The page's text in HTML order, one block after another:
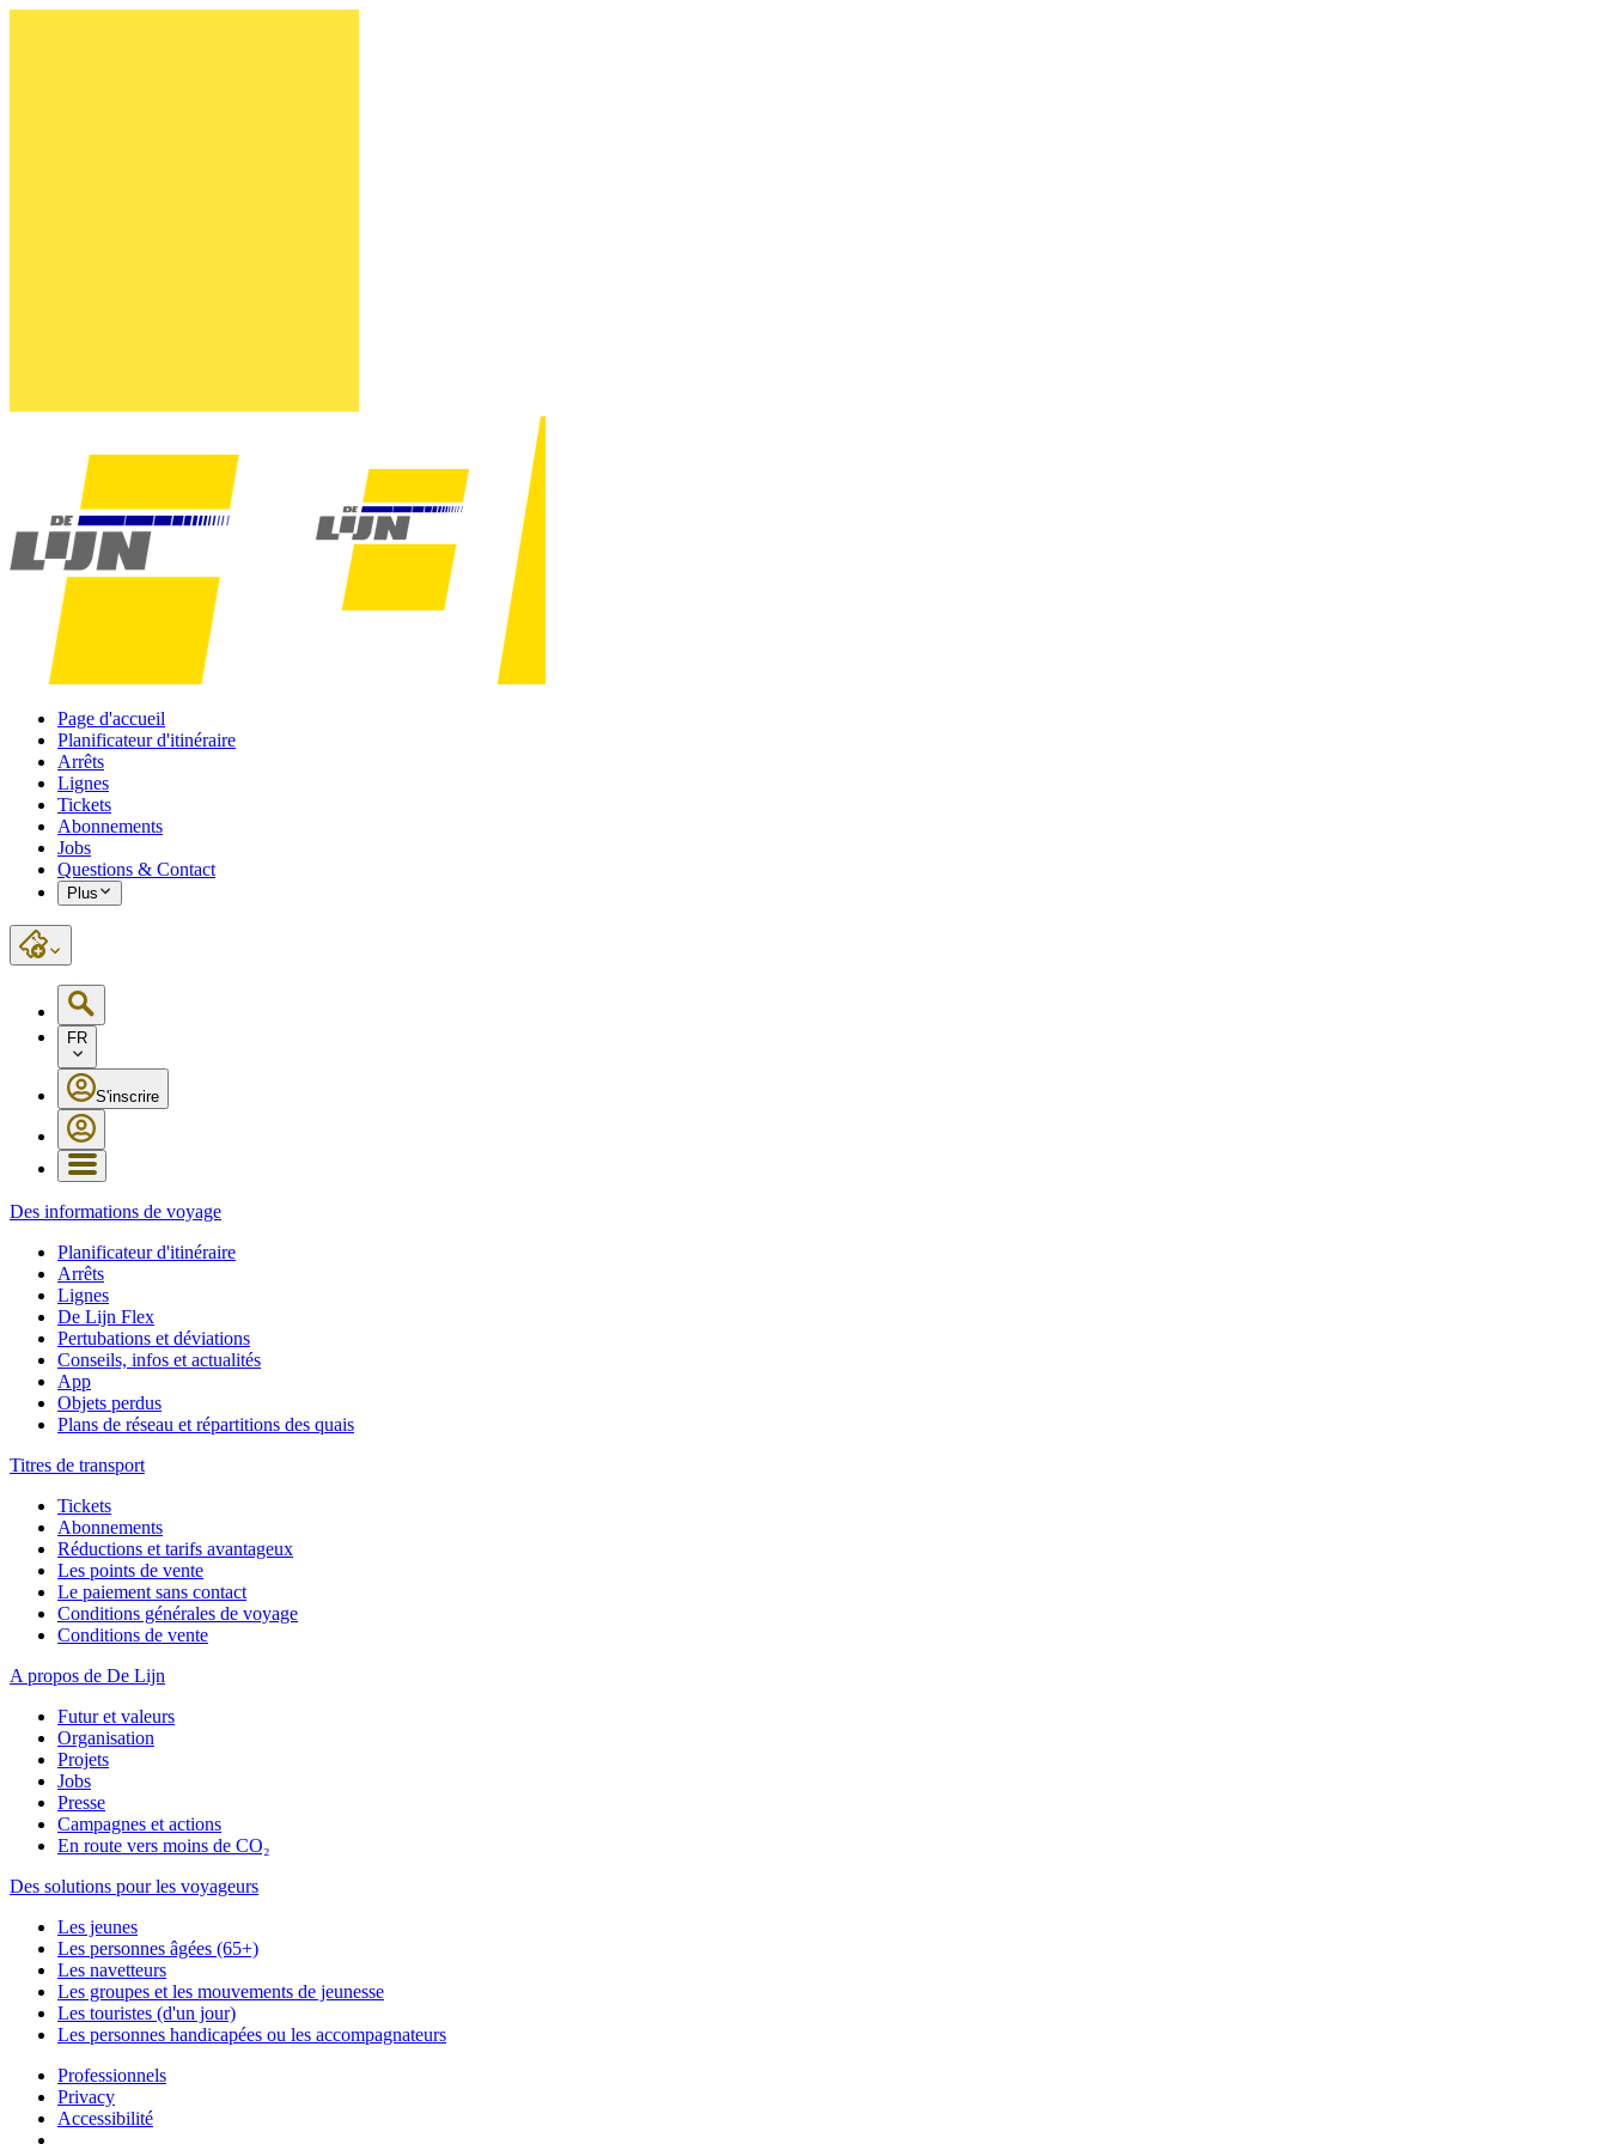
Page d'accueil
Planificateur d'itinéraire
Arrêts
Lignes
Tickets
Abonnements
Jobs
Questions & Contact
Plus
FR
S'inscrire
Des informations de voyage
Planificateur d'itinéraire
Arrêts
Lignes
De Lijn Flex
Pertubations et déviations
Conseils, infos et actualités
App
Objets perdus
Plans de réseau et répartitions des quais
Titres de transport
Tickets
Abonnements
Réductions et tarifs avantageux
Les points de vente
Le paiement sans contact
Conditions générales de voyage
Conditions de vente
A propos de De Lijn
Futur et valeurs
Organisation
Projets
Jobs
Presse
Campagnes et actions
En route vers moins de CO₂
Des solutions pour les voyageurs
Les jeunes
Les personnes âgées (65+)
Les navetteurs
Les groupes et les mouvements de jeunesse
Les touristes (d'un jour)
Les personnes handicapées ou les accompagnateurs
Professionnels
Privacy
Accessibilité